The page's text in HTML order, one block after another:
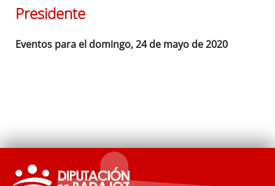
Presidente
Eventos para el domingo, 24 de mayo de 2020